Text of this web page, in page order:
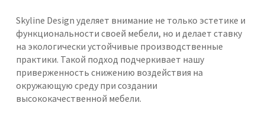
Skyline Design уделяет внимание не только эстетике и
функциональности своей мебели, но и делает ставку
на экологически устойчивые производственные
практики. Такой подход подчеркивает нашу
приверженность снижению воздействия на
окружающую среду при создании
высококачественной мебели.